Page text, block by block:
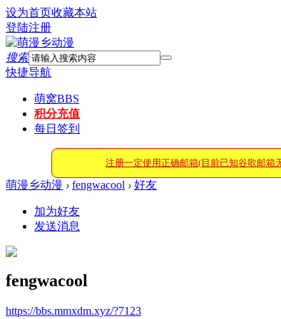
设为首页收藏本站
登陆注册
搜索
快捷导航
萌窝BBS
积分充值
每日签到
注册一定使用正确邮箱(目前已知谷歌邮箱
萌漫乡动漫 › fengwacool › 好友
加为好友
发送消息
fengwacool
https://bbs.mmxdm.xyz/?7123